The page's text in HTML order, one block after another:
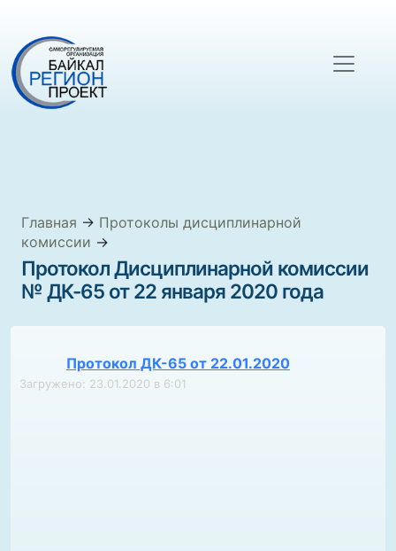
Главная → Протоколы дисциплинарной
комиссии →
Протокол Дисциплинарной комиссии
№ ДК-65 от 22 января 2020 года
Протокол ДК-65 от 22.01.2020
Загружено: 23.01.2020 в 6:01